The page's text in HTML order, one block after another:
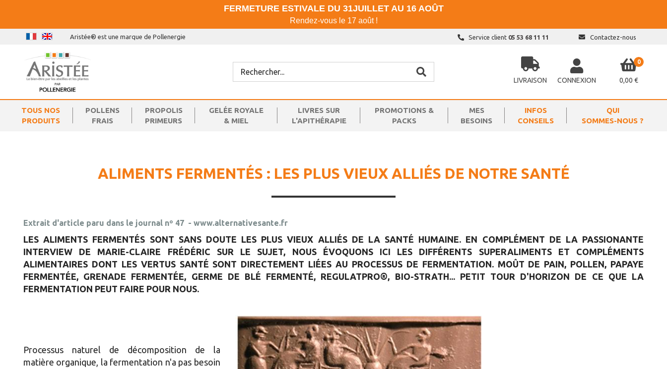
FERMETURE ESTIVALE DU 31JUILLET AU 16 AOÛT
Rendez-vous le 17 août !
Aristée® est une marque de Pollenergie Service client 05 53 68 11 11 Contactez-nous
LIVRAISON CONNEXION
0
0,00 €
TOUS NOS
PRODUITS
POLLENS
FRAIS
PROPOLIS
PRIMEURS
GELÉE ROYALE
& MIEL
LIVRES SUR
L'APITHÉRAPIE
PROMOTIONS &
PACKS
MES
BESOINS
INFOS
CONSEILS
QUI
SOMMES-NOUS ?
ALIMENTS FERMENTÉS : LES PLUS VIEUX ALLIÉS DE NOTRE SANTÉ
Extrait d'article paru dans le journal nº 47 - www.alternativesante.fr
LES ALIMENTS FERMENTÉS SONT SANS DOUTE LES PLUS VIEUX ALLIÉS DE LA SANTÉ HUMAINE. EN COMPLÉMENT DE LA PASSIONANTE
INTERVIEW DE MARIE-CLAIRE FRÉDÉRIC SUR LE SUJET, NOUS ÉVOQUONS ICI LES DIFFÉRENTS SUPERALIMENTS ET COMPLÉMENTS
ALIMENTAIRES DONT LES VERTUS SANTÉ SONT DIRECTEMENT LIÉES AU PROCESSUS DE FERMENTATION. MOÛT DE PAIN, POLLEN, PAPAYE
FERMENTÉE, GRENADE FERMENTÉE, GERME DE BLÉ FERMENTÉ, REGULATPRO®, BIO-STRATH... PETIT TOUR D'HORIZON DE CE QUE LA
FERMENTATION PEUT FAIRE POUR NOUS.
Processus naturel de décomposition de la
matière organique, la fermentation n'a pas besoin